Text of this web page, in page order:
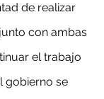
de realizar
con ambas
el trabajo
gobierno se